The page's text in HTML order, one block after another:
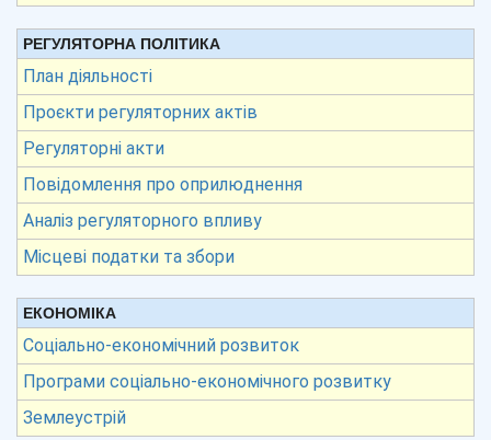
РЕГУЛЯТОРНА ПОЛІТИКА
План діяльності
Проєкти регуляторних актів
Регуляторні акти
Повідомлення про оприлюднення
Аналіз регуляторного впливу
Місцеві податки та збори
ЕКОНОМІКА
Соціально-економічний розвиток
Програми соціально-економічного розвитку
Землеустрій